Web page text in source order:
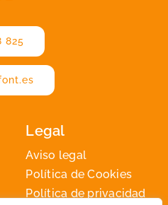
825
Legal
Aviso legal
Política de Cookies
Política de privacidad